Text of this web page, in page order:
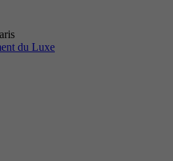
du Luxe